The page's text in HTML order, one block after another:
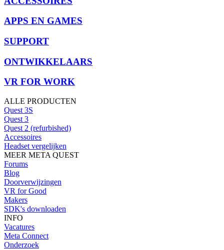
APPS EN GAMES
SUPPORT
ONTWIKKELAARS
VR FOR WORK
ALLE PRODUCTEN
Quest 3S
Quest 3
Quest 2 (refurbished)
Accessoires
Headset vergelijken
MEER META QUEST
Forums
Blog
Doorverwijzingen
VR for Good
Makers
SDK's downloaden
INFO
Vacatures
Meta Connect
Onderzoek